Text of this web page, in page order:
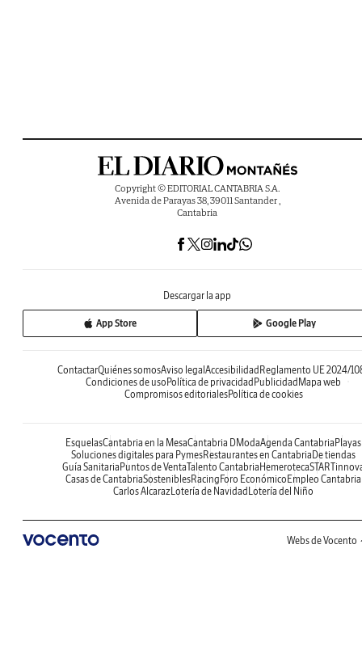
Copyright © EDITORIAL CANTABRIA S.A.
Avenida de Parayas 38, 39011 Santander ,
Cantabria
Descargar la app
App Store Google Play
ContactarQuiénes somosAviso legalAccesibilidadReglamento UE 2024/
Condiciones de usoPolítica de privacidadPublicidadMapa web
Compromisos editorialesPolítica de cookies
EsquelasCantabria en la MesaCantabria DModaAgenda CantabriaPlayas
Soluciones digitales para PymesRestaurantes en CantabriaDe tiendas
Guía SanitariaPuntos de VentaTalento CantabriaHemeroteca
Casas de CantabriaSosteniblesRacingForo EconómicoEmpleo Cantabria
Carlos AlcarazLotería de NavidadLotería del Niño
Webs de Vocento